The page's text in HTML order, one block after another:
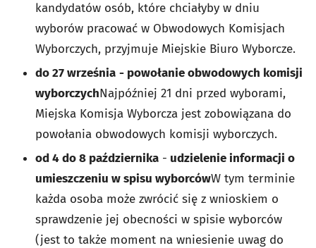
kandydatów osób, które chciałyby w dniu
wyborów pracować w Obwodowych Komisjach
Wyborczych, przyjmuje Miejskie Biuro Wyborcze.
do 27 września - powołanie obwodowych komisji
wyborczychNajpóźniej 21 dni przed wyborami,
Miejska Komisja Wyborcza jest zobowiązana do
powołania obwodowych komisji wyborczych.
od 4 do 8 października - udzielenie informacji o
umieszczeniu w spisu wyborcówW tym terminie
każda osoba może zwrócić się z wnioskiem o
sprawdzenie jej obecności w spisie wyborców
(jest to także moment na wniesienie uwag do